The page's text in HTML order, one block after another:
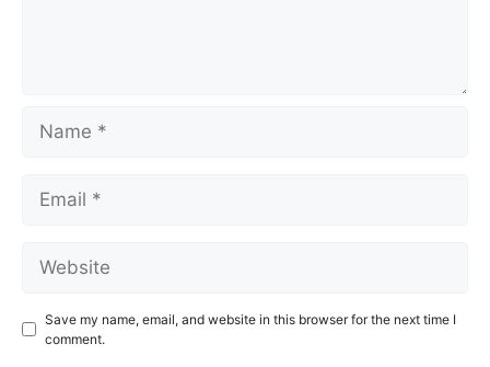
Save my name, email, and website in this browser for the next time I
comment.